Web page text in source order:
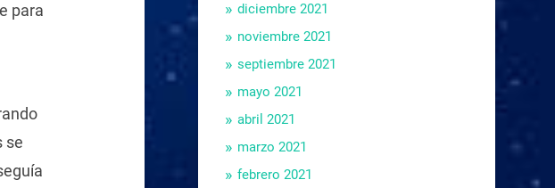
para
se
diciembre 2021
noviembre 2021
septiembre 2021
mayo 2021
abril 2021
marzo 2021
febrero 2021